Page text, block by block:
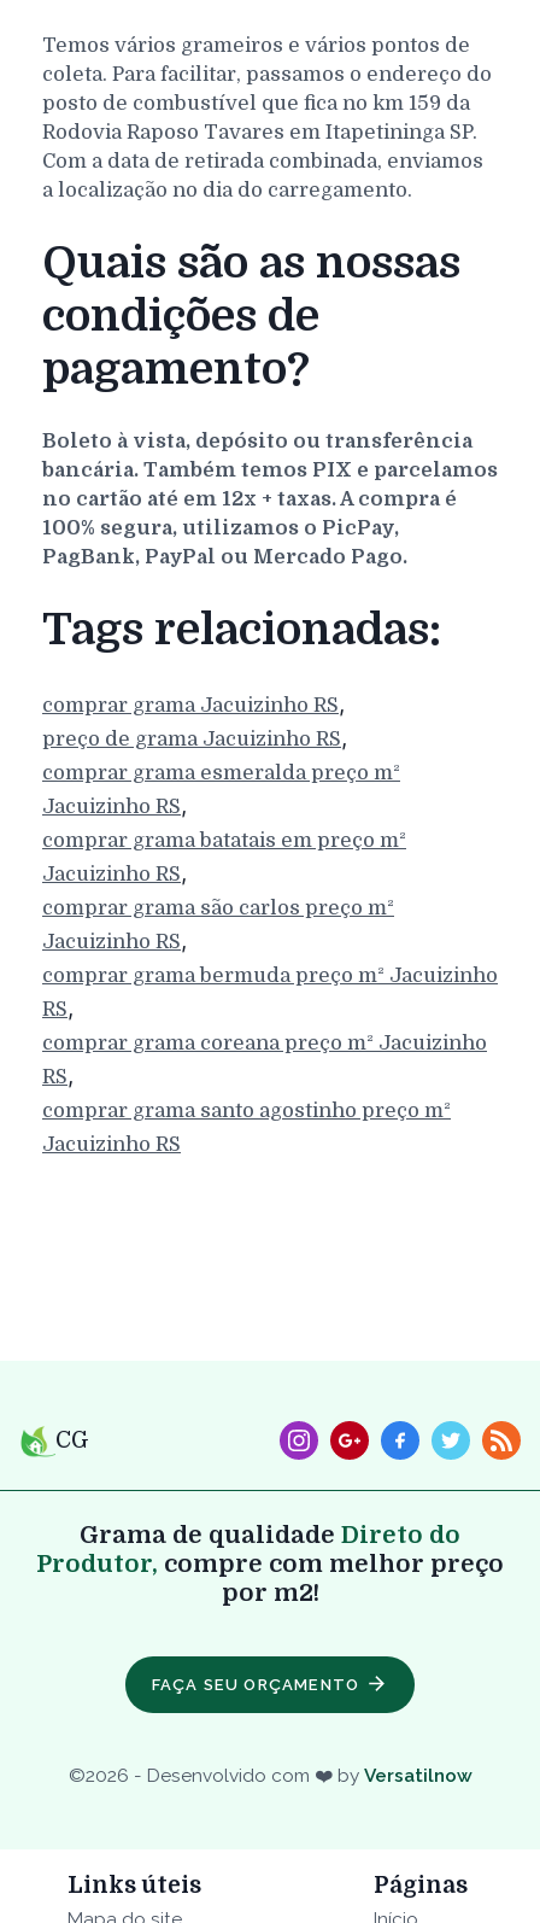
Temos vários grameiros e vários pontos de
coleta. Para facilitar, passamos o endereço do
posto de combustível que fica no km 159 da
Rodovia Raposo Tavares em Itapetininga SP.
Com a data de retirada combinada, enviamos
a localização no dia do carregamento.
Quais são as nossas
condições de
pagamento?
Boleto à vista, depósito ou transferência
bancária. Também temos PIX e parcelamos
no cartão até em 12x + taxas. A compra é
100% segura, utilizamos o PicPay,
PagBank, PayPal ou Mercado Pago.
Tags relacionadas:
comprar grama Jacuizinho RS,
preço de grama Jacuizinho RS,
comprar grama esmeralda preço m²
Jacuizinho RS,
comprar grama batatais em preço m²
Jacuizinho RS,
comprar grama são carlos preço m²
Jacuizinho RS,
comprar grama bermuda preço m² Jacuizinho
RS,
comprar grama coreana preço m² Jacuizinho
RS,
comprar grama santo agostinho preço m²
Jacuizinho RS
CG
Grama de qualidade Direto do
Produtor, compre com melhor preço
por m2!
FAÇA SEU ORÇAMENTO
©2026 - Desenvolvido com ❤️ by Versatilnow
Links úteis Páginas